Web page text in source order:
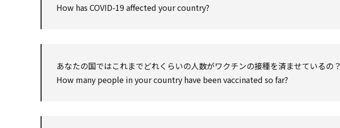
How has COVID-19 affected your country?
あなたの国ではこれまでどれくらいの人数がワクチンの接種を済ませているの？
How many people in your country have been vaccinated so far?